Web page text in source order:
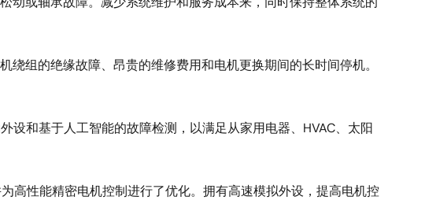
组的绝缘故障、昂贵的维修费用和电机更换期间的长时间停机。
设和基于人工智能的故障检测，以满足从家用电器、HVAC、太阳
高性能精密电机控制进行了优化。拥有高速模拟外设，提高电机控